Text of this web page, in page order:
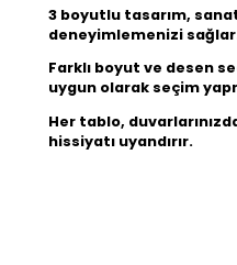
3 boyutlu tasarım,
deneyimlemenizi
Farklı boyut ve desen
uygun olarak seçim
Her tablo,
hissiyatı uyandırır.